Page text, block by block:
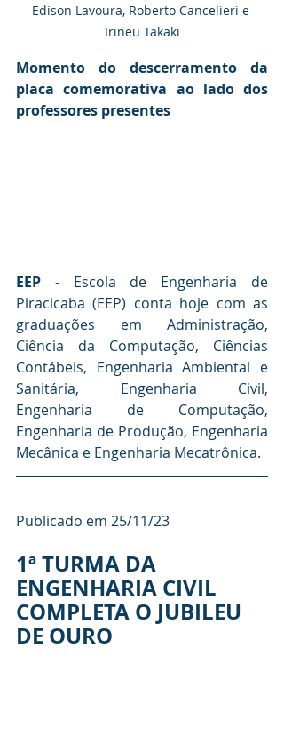
Edison Lavoura, Roberto Cancelieri e
Irineu Takaki
Momento do descerramento da
placa comemorativa ao lado dos
professores presentes
EEP - Escola de Engenharia de
Piracicaba (EEP) conta hoje com as
graduações em Administração,
Ciência da Computação, Ciências
Contábeis, Engenharia Ambiental e
Sanitária, Engenharia Civil,
Engenharia de Computação,
Engenharia de Produção, Engenharia
Mecânica e Engenharia Mecatrônica.
Publicado em 25/11/23
1ª TURMA DA
ENGENHARIA CIVIL
COMPLETA O JUBILEU
DE OURO